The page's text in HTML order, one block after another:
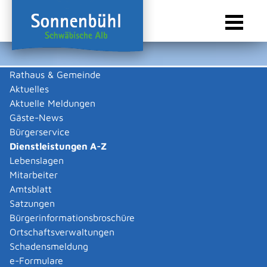
Rathaus & Gemeinde
Aktuelles
Aktuelle Meldungen
Gäste-News
Bürgerservice
Dienstleistungen A-Z
Lebenslagen
Mitarbeiter
Amtsblatt
Satzungen
Bürgerinformationsbroschüre
Ortschaftsverwaltungen
Schadensmeldung
e-Formulare
Sie sind hier:
Dienstleistungen A-Z
Dienstleistungen A-Z
Leistungen
Vielzahl von kommunalen und staatlichen
Verwaltungsvorgängen. Insbesondere erhalten Sie
Informationen zu den erforderlichen Unterlagen die zu
einer bestimmen Verwaltungsdienstleistung notwendig